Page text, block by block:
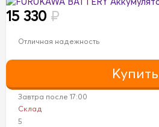
15 330 ₽
Отличная надежность
Завтра после 17:00
Склад
5